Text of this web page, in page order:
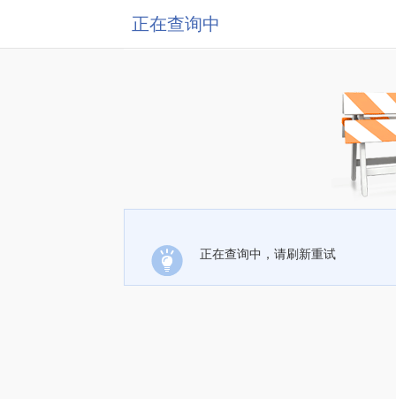
正在查询中
正在查询中，请刷新重试